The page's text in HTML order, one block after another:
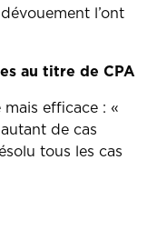
l’ont
au titre de CPA
mais efficace : «
de cas
tous les cas